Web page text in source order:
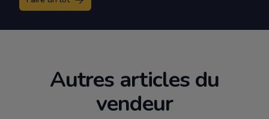
Autres articles du
vendeur